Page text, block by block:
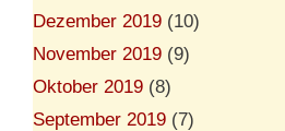
Dezember 2019 (10)
November 2019 (9)
Oktober 2019 (8)
September 2019 (7)